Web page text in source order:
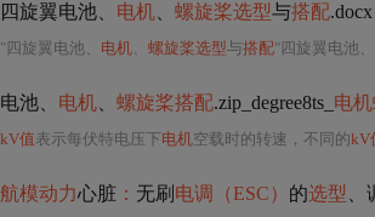
四旋翼电池、 电机 螺旋桨选型与搭配.docx
"四旋翼电池、 电机、 螺旋桨选型与搭配"四旋翼电池、
电池、 电机 螺旋桨搭配.zip_degree8ts_ 电
kV值表示每伏特电压下电机空载时的转速，不同的kV
航模动力心脏 ： 无刷 电调（ESC） 的选型